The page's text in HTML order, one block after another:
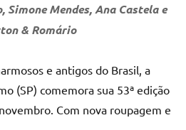
Simone Mendes, Ana Castela e
& Romário
e antigos do Brasil, a
(SP) comemora sua 53ª edição
Com nova roupagem e